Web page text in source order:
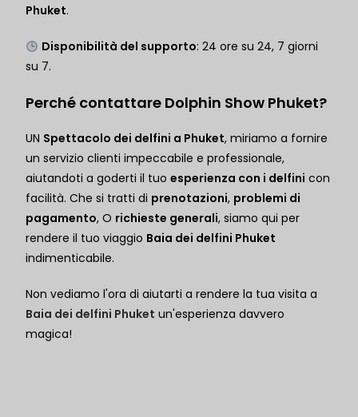
Phuket.
Disponibilità del supporto: 24 ore su 24, 7 giorni
su 7.
Perché contattare Dolphin Show Phuket?
UN Spettacolo dei delfini a Phuket, miriamo a fornire
un servizio clienti impeccabile e professionale,
aiutandoti a goderti il tuoesperienza con i delfini con
facilità. Che si tratti di prenotazioni, problemi di
pagamento, O richieste generali, siamo qui per
rendere il tuo viaggio Baia dei delfini Phuket
indimenticabile.
Non vediamo l'ora di aiutarti a rendere la tua visita a
Baia dei delfini Phuket un'esperienza davvero
magica!